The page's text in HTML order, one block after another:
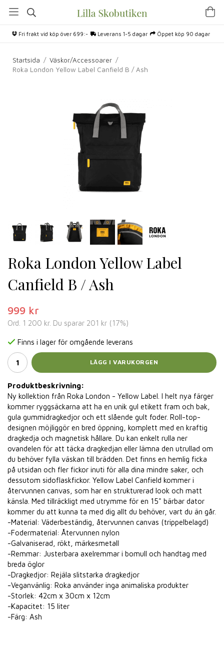
Fri frakt vid köp över 699:- Leverans 1-5 dagar Öppet köp 90 dagar
Startsida / Väskor/Accessoarer /
Roka London Yellow Label Canfield B / Ash
Roka London Yellow Label
Canfield B / Ash
999 kr
Ord. 1 200 kr. Du sparar 201 kr (17%)
Finns i lager för omgående leverans
LÄGG I VARUKORGEN
Produktbeskrivning:
Ny kollektion från Roka London - Yellow Label. I helt nya färger
kommer ryggsäckarna att ha en unik gul etikett fram och bak,
gula gummidragkedjor och ett slående gult foder. Roll-top-
designen möjliggör en bred öppning, komplett med en kraftig
dragkedja och magnetisk hållare. Du kan enkelt rulla ner
ovandelen för att täcka dragkedjan eller lämna den utrullad om
du behöver fylla väskan till brädden. Det finns en hemlig ficka
på utsidan och fler fickor inuti för alla dina mindre saker, och
dessutom sidoflaskfickor. Yellow Label Canfield kommer i
återvunnen canvas, som har en strukturerad look och matt
känsla. Med tillräckligt med utrymme för en 15" bärbar dator
kommer du att kunna ta med dig allt du behöver, vart du än går.
-Material: Väderbeständig, återvunnen canvas (trippelbelagd)
-Fodermaterial: Återvunnen nylon
-Galvaniserad, rökt, märkesmetall
-Remmar: Justerbara axelremmar i bomull och handtag med
breda öglor
-Dragkedjor: Rejäla slitstarka dragkedjor
-Veganvänlig: Roka använder inga animaliska produkter
-Storlek: 42cm x 30cm x 12cm
-Kapacitet: 15 liter
-Färg: Ash